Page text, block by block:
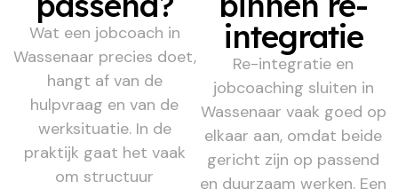
Wat een jobcoach in
Wassenaar precies doet,
hangt af van de
hulpvraag en van de
werksituatie. In de
praktijk gaat het vaak
om structuur
integratie
Re-integratie en
jobcoaching sluiten in
Wassenaar vaak goed op
elkaar aan, omdat beide
gericht zijn op passend
en duurzaam werken. Een